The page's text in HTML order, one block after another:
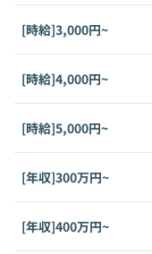
[時給]3,000円~
[時給]4,000円~
[時給]5,000円~
[年収]300万円~
[年収]400万円~